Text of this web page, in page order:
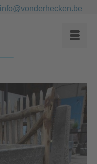
info@vonderhecken.be